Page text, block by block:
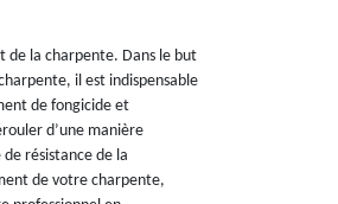
de la charpente. Dans le but
il est indispensable
de fongicide et
d’une manière
résistance de la
de votre charpente,